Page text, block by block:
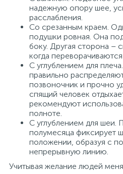
надежную опору шее,
расслабления.
Со срезанным краем.
подушки ровная. Она
боку. Другая сторона –
когда
С углублением для
правильно
позвоночник и прочно
спящий человек
рекомендуют
полноте.
С углублением для шеи.
полумесяца фиксирует
положении, образуя с
непрерывную линию.
Учитывая желание людей